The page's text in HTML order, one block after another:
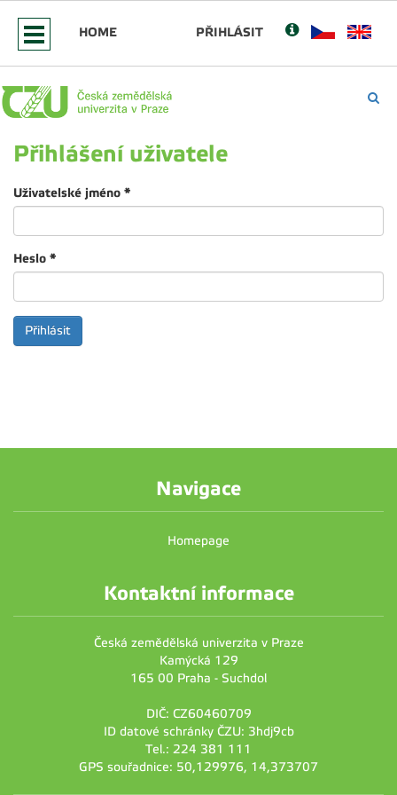
HOME PŘIHLÁSIT
Přihlášení uživatele
Uživatelské jméno *
Heslo *
Navigace
Homepage
Kontaktní informace
Česká zemědělská univerzita v Praze
Kamýcká 129
165 00 Praha - Suchdol
DIČ: CZ60460709
ID datové schránky ČZU: 3hdj9cb
Tel.: 224 381 111
GPS souřadnice: 50,129976, 14,373707